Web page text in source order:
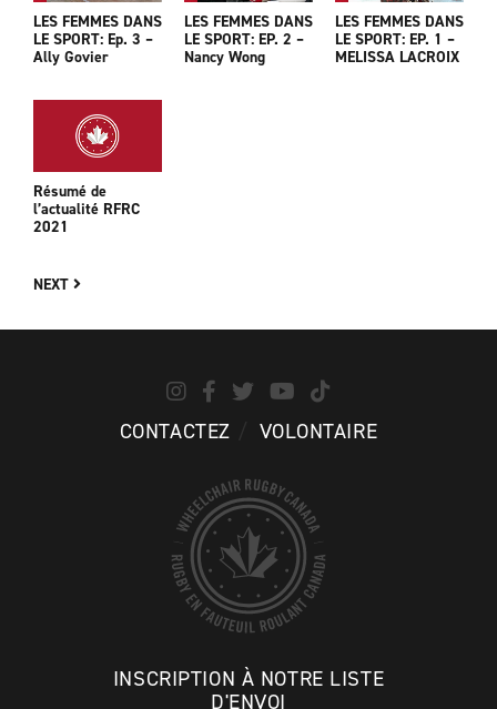
LES FEMMES DANS
LE SPORT: Ep. 3 –
Ally Govier
LES FEMMES DANS
LE SPORT: EP. 2 –
Nancy Wong
LES FEMMES DANS
LE SPORT: EP. 1 –
MELISSA LACROIX
Résumé de
l’actualité RFRC
2021
NEXT
CONTACTEZ VOLONTAIRE
INSCRIPTION À NOTRE LISTE
D'ENVOI